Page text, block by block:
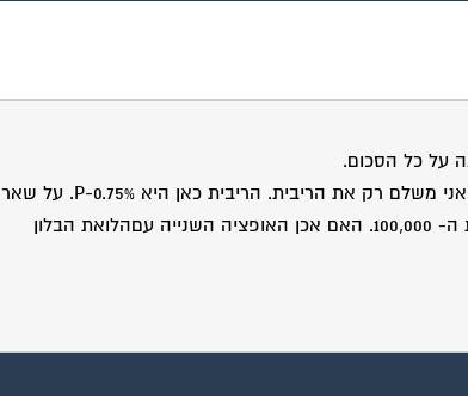
אופציה שנייה היא הלואת בלון ל-10 שנים על 100,000 ש"ח שבו הקרן נותרת קבועה ואני משלם רק את הריבית. הריבית כאן היא P-0.75%. על שאר
הסכום משכנתא ל-10 שנה בריבית של 4.6. יש סיכוי טוב שאני אחזיר תוך 10 שנים את ה- 100,000. האם אכן האופציה השנייה עםהלואת הבלון